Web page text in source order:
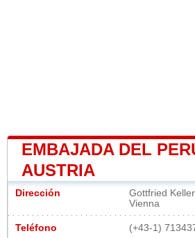
EMBAJADA DEL
AUSTRIA
Dirección
Gottfried
Vienna
Teléfono (+43-1)